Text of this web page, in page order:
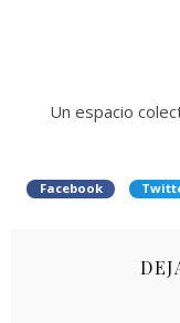
Un espacio
Facebook